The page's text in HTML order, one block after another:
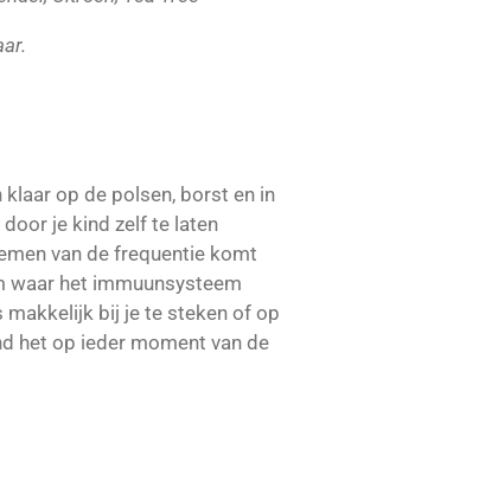
op de polsen, borst en in
je kind zelf te laten
van de frequentie komt
waar het immuunsysteem
bij je te steken of op
het op ieder moment van de